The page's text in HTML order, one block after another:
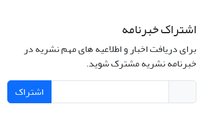
اشتراک خبرنامه
برای دریافت اخبار و اطلاعیه های مهم نشریه در
خبرنامه نشریه مشترک شوید.
اشتراک